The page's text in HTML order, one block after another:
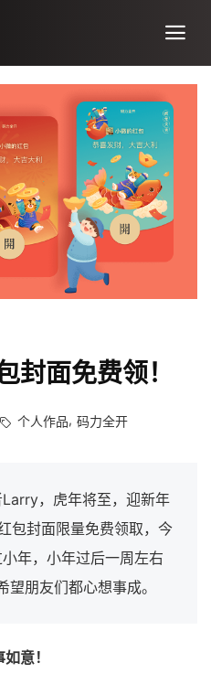
封面免费领！
个人作品 码力全开
，虎年将至，迎新年
包封面限量免费领取，今
年，小年过后一周左右
朋友们都心想事成。
意！